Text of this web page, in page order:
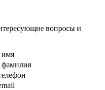
вопросы и